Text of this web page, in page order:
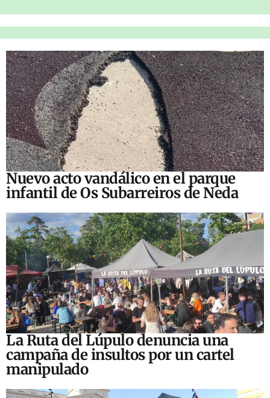
Nuevo acto vandálico en el parque
infantil de Os Subarreiros de Neda
La Ruta del Lúpulo denuncia una
campaña de insultos por un cartel
manipulado